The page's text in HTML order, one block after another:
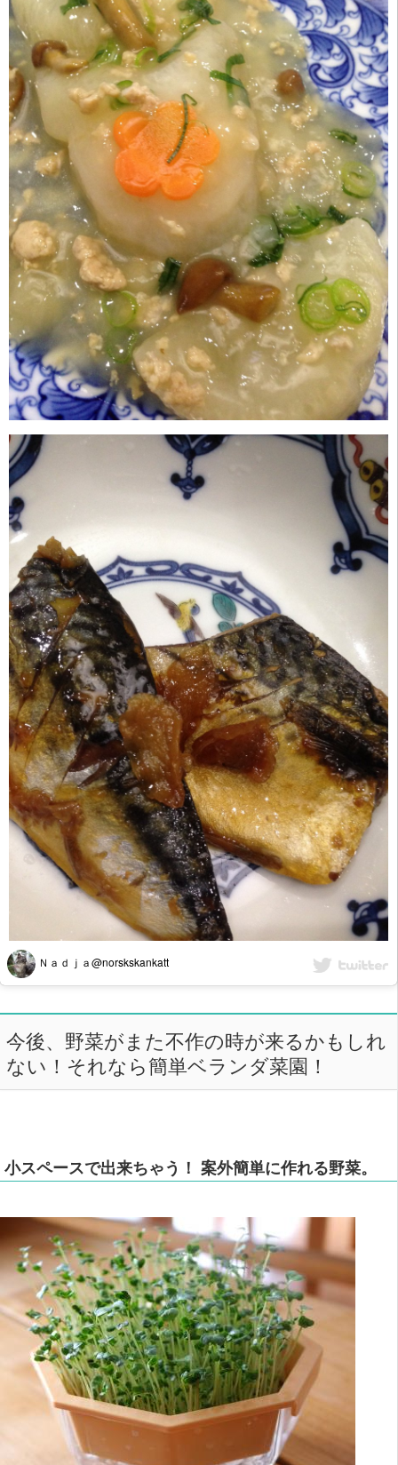
Ｎａｄｊａ@norskskankatt
今後、野菜がまた不作の時が来るかもしれ
ない！それなら簡単ベランダ菜園！
小スペースで出来ちゃう！ 案外簡単に作れる野菜。